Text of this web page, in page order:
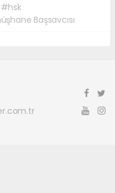
#hsk
Başsavcısı